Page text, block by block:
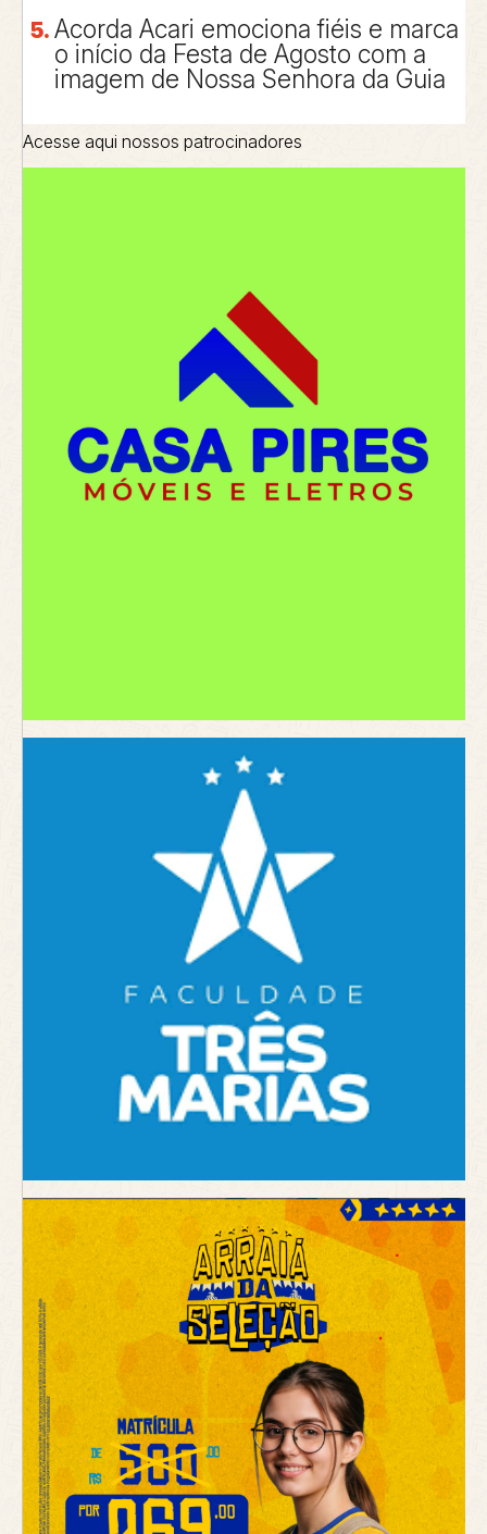
Acorda Acari emociona fiéis e marca
o início da Festa de Agosto com a
imagem de Nossa Senhora da Guia
Acesse aqui nossos patrocinadores